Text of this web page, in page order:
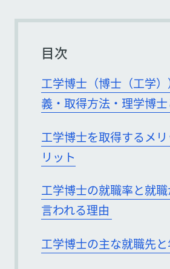
目次
工学博士（博士（工学
義・取得方法・理学博
工学博士を取得するメ
リット
工学博士の就職率と就
言われる理由
工学博士の主な就職先